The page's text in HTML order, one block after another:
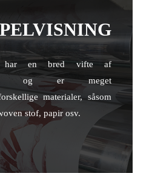
har en bred vifte af
og er meget
materialer, såsom
stof, papir osv.